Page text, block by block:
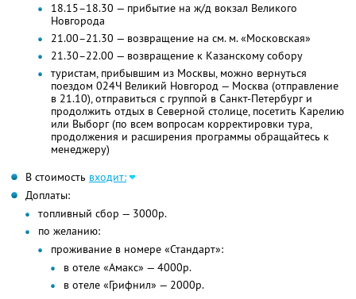
18.15–18.30 — прибытие на ж/д вокзал Великого
Новгорода
21.00–21.30 — возвращение на см. м. «Московская»
21.30–22.00 — возвращение к Казанскому собору
туристам, прибывшим из Москвы, можно вернуться
поездом 024Ч Великий Новгород — Москва (отправление
в 21.10), отправиться с группой в Санкт-Петербург и
продолжить отдых в Северной столице, посетить Карелию
или Выборг (по всем вопросам корректировки тура,
продолжения и расширения программы обращайтесь к
менеджеру)
В стоимость входит:
Доплаты:
топливный сбор — 3000р.
по желанию:
проживание в номере «Стандарт»:
в отеле «Амакс» — 4000р.
в отеле «Грифнил» — 2000р.